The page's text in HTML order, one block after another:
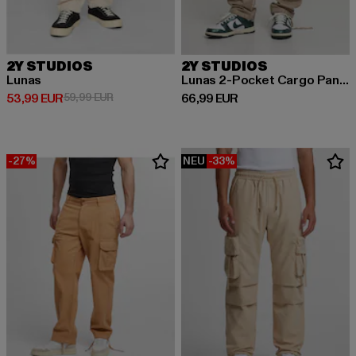
2Y STUDIOS
Lunas
53,99 EUR
Derzeitiger Preis: 53,99 EUR
59,99 EURAktionspreis: 59,99 EUR
2Y STUDIOS
Lunas 2-Pocket Cargo Pants
66,99 EUR
Derzeitiger Preis: 66,99 EUR
-27% NEU -33%